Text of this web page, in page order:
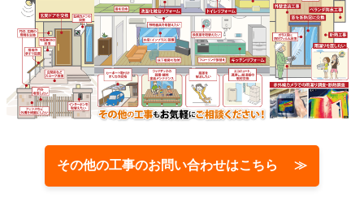
その他の工事のお問い合わせはこちら ≫